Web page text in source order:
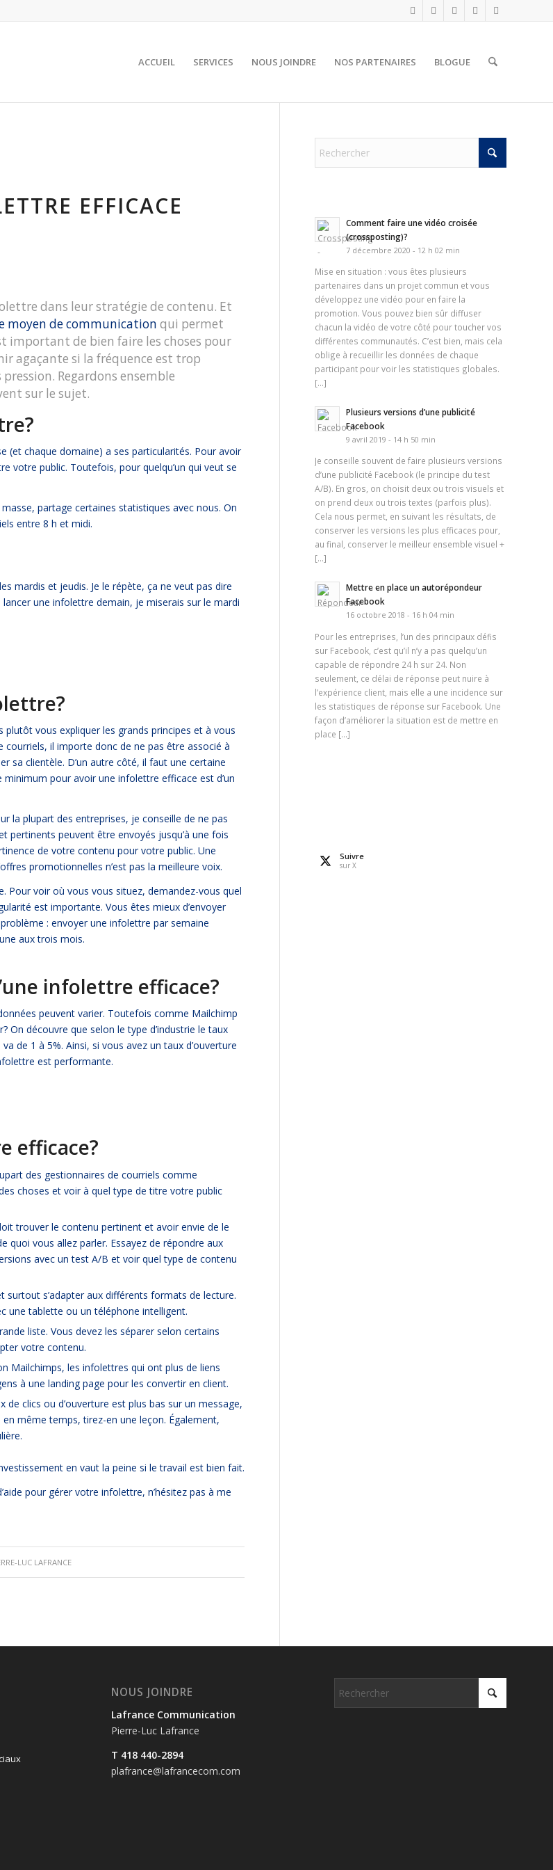
ACCUEIL SERVICES NOUS JOINDRE NOS PARTENAIRES BLOGUE
EFFICACE
dans leur stratégie de contenu. Et
moyen de communication qui permet
important de bien faire les choses pour
agaçante si la fréquence est trop
Regardons ensemble
sur le sujet.
(et chaque domaine) a ses particularités. Pour avoir
votre public. Toutefois, pour quelqu’un qui veut se
partage certaines statistiques avec nous. On
entre 8 h et midi.
mardis et jeudis. Je le répète, ça ne veut pas dire
une infolettre demain, je miserais sur le mardi
plutôt vous expliquer les grands principes et à vous
il importe donc de ne pas être associé à
sa clientèle. D’un autre côté, il faut une certaine
pour avoir une infolettre efficace est d’un
la plupart des entreprises, je conseille de ne pas
pertinents peuvent être envoyés jusqu’à une fois
de votre contenu pour votre public. Une
promotionnelles n’est pas la meilleure voix.
Pour voir où vous vous situez, demandez-vous quel
est importante. Vous êtes mieux d’envoyer
: envoyer une infolettre par semaine
aux trois mois.
infolettre efficace?
peuvent varier. Toutefois comme Mailchimp
On découvre que selon le type d’industrie le taux
de 1 à 5%. Ainsi, si vous avez un taux d’ouverture
est performante.
efficace?
des gestionnaires de courriels comme
choses et voir à quel type de titre votre public
trouver le contenu pertinent et avoir envie de le
quoi vous allez parler. Essayez de répondre aux
avec un test A/B et voir quel type de contenu
s’adapter aux différents formats de lecture.
une tablette ou un téléphone intelligent.
liste. Vous devez les séparer selon certains
votre contenu.
Mailchimps, les infolettres qui ont plus de liens
à une landing page pour les convertir en client.
clics ou d’ouverture est plus bas sur un message,
même temps, tirez-en une leçon. Également,
en vaut la peine si le travail est bien fait.
pour gérer votre infolettre, n’hésitez pas à me
LUC LAFRANCE
Comment faire une vidéo croisée
(crossposting)?
7 décembre 2020 - 12 h 02 min
Mise en situation : vous êtes plusieurs
partenaires dans un projet commun et vous
développez une vidéo pour en faire la
promotion. Vous pouvez bien sûr diffuser
chacun la vidéo de votre côté pour toucher vos
différentes communautés. C’est bien, mais cela
oblige à recueillir les données de chaque
participant pour voir les statistiques globales.
[…]
Plusieurs versions d’une publicité
Facebook
9 avril 2019 - 14 h 50 min
Je conseille souvent de faire plusieurs versions
d’une publicité Facebook (le principe du test
A/B). En gros, on choisit deux ou trois visuels et
on prend deux ou trois textes (parfois plus).
Cela nous permet, en suivant les résultats, de
conserver les versions les plus efficaces pour,
au final, conserver le meilleur ensemble visuel +
[…]
Mettre en place un autorépondeur
Facebook
16 octobre 2018 - 16 h 04 min
Pour les entreprises, l’un des principaux défis
sur Facebook, c’est qu’il n’y a pas quelqu’un
capable de répondre 24 h sur 24. Non
seulement, ce délai de réponse peut nuire à
l’expérience client, mais elle a une incidence sur
les statistiques de réponse sur Facebook. Une
façon d’améliorer la situation est de mettre en
place […]
Suivre
sur X
NOUS JOINDRE
Lafrance Communication
Pierre-Luc Lafrance
T 418 440-2894
plafrance@lafrancecom.com